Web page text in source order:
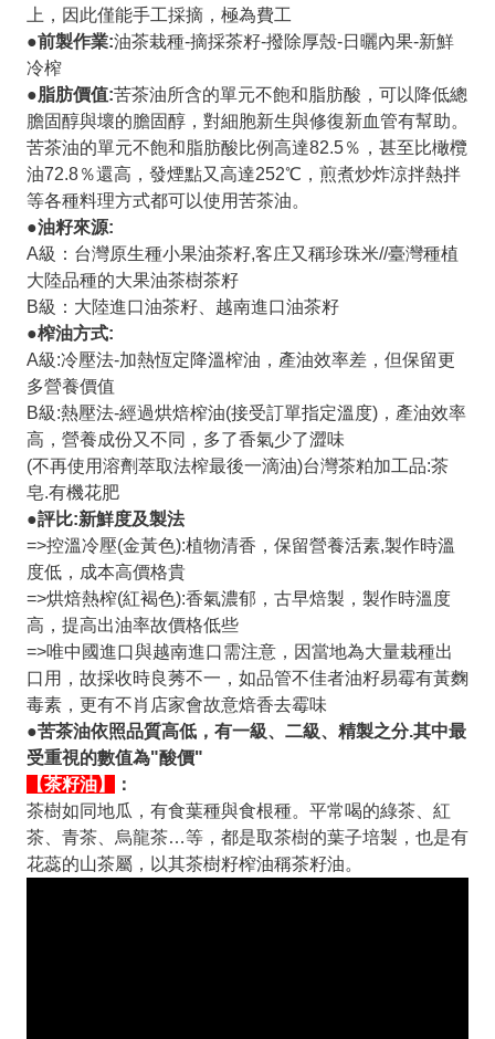
上，因此僅能手工採摘，極為費工
●前製作業:油茶栽種-摘採茶籽-撥除厚殼-日曬內果-新鮮
冷榨
●脂肪價值:苦茶油所含的單元不飽和脂肪酸，可以降低總
膽固醇與壞的膽固醇， 對細胞新生與修復新血管有幫助。
苦茶油的單元不飽和脂肪酸比例高達82.5％，甚至比橄欖
油72.8％還高，發煙點又高達252℃，煎煮炒炸涼拌熱拌
等各種料理方式都可以使用苦茶油。
●油籽來源:
A級：台灣原生種小果油茶籽,客庄又稱珍珠米//臺灣種植
大陸品種的大果油茶樹茶籽
B級：大陸進口油茶籽、越南進口油茶籽
●榨油方式:
A級:冷壓法-加熱恆定降溫榨油，產油效率差，但保留更
多營養價值
B級:熱壓法-經過烘焙榨油(接受訂單指定溫度)，產油效率
高，營養成份又不同，多了香氣少了澀味
(不再使用溶劑萃取法榨最後一滴油)台灣茶粕加工品:茶
皂.有機花肥
●評比:新鮮度及製法
=>控溫冷壓(金黃色):植物清香，保留營養活素,製作時溫
度低，成本高價格貴
=>烘焙熱榨(紅褐色):香氣濃郁，古早焙製，製作時溫度
高，提高出油率故價格低些
=>唯中國進口與越南進口需注意，因當地為大量栽種出
口用，故採收時良莠不一，如品管不佳者油籽易霉有黃麴
毒素，更有不肖店家會故意焙香去霉味
●苦茶油依照品質高低，有一級、二級、精製之分.其中最
受重視的數值為"酸價"
【茶籽油】
：
茶樹如同地瓜，有食葉種與食根種。平常喝的綠茶、紅
茶、青茶、烏龍茶…等，都是取茶樹的葉子培製，也是有
花蕊的山茶屬，以其茶樹籽榨油稱茶籽油。